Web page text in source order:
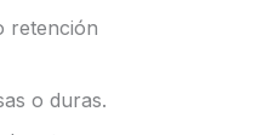
retención
o duras.